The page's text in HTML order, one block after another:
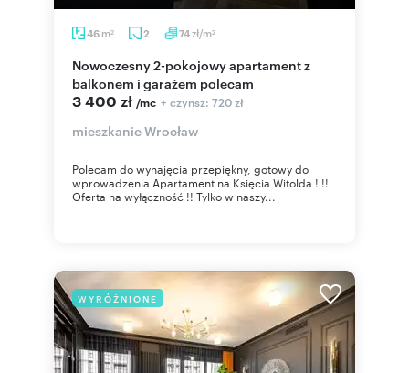
46 m2 2 74zł/m2
Nowoczesny 2-pokojowy apartament z
balkonem i garażem polecam
3 400 zł /mc + czynsz: 720 zł
mieszkanie Wrocław
Polecam do wynajęcia przepiękny, gotowy do
wprowadzenia Apartament na Księcia Witolda ! !!
Oferta na wyłączność !! Tylko w naszy...
WYRÓŻNIONE